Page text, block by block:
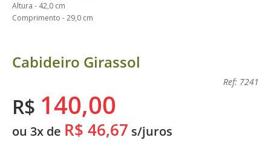
Altura - 42,0 cm
Comprimento - 29,0 cm
Cabideiro Girassol
Ref: 7241
R$ 140,00
ou 3x de R$ 46,67 s/juros